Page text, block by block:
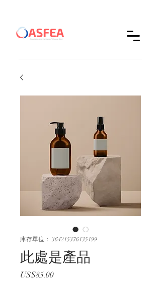
庫存單位： 364215376135199
此處是產品
US$85.00價